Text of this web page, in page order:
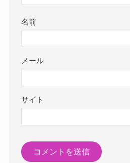
名前
メール
サイト